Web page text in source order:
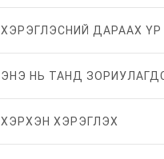
ХЭРЭГЛЭСНИЙ ДАРААХ ҮР
ЭНЭ НЬ ТАНД
ХЭРХЭН ХЭРЭГЛЭХ